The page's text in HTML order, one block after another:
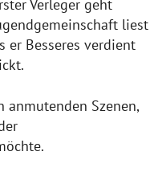
Verleger geht
liest
er Besseres verdient
Szenen,